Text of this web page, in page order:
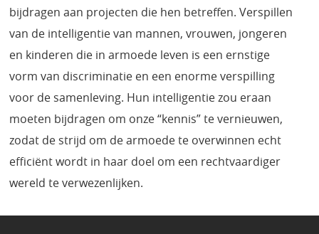
bijdragen aan projecten die hen betreffen. Verspillen
van de intelligentie van mannen, vrouwen, jongeren
en kinderen die in armoede leven is een ernstige
vorm van discriminatie en een enorme verspilling
voor de samenleving. Hun intelligentie zou eraan
moeten bijdragen om onze “kennis” te vernieuwen,
zodat de strijd om de armoede te overwinnen echt
efficiënt wordt in haar doel om een rechtvaardiger
wereld te verwezenlijken.